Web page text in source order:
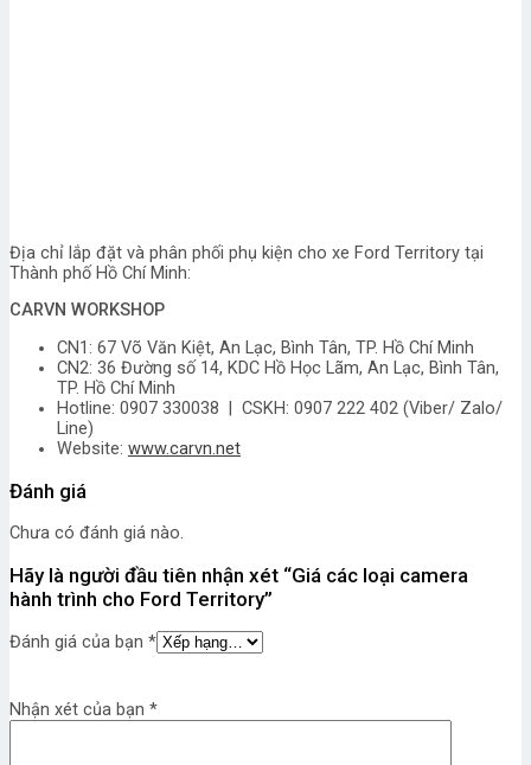
Địa chỉ lắp đặt và phân phối phụ kiện cho xe Ford Territory tại
Thành phố Hồ Chí Minh:
CARVN WORKSHOP
CN1: 67 Võ Văn Kiệt, An Lạc, Bình Tân, TP. Hồ Chí Minh
CN2: 36 Đường số 14, KDC Hồ Học Lãm, An Lạc, Bình Tân,
TP. Hồ Chí Minh
Hotline: 0907 330038 | CSKH: 0907 222 402 (Viber/ Zalo/
Line)
Website: www.carvn.net
Đánh giá
Chưa có đánh giá nào.
Hãy là người đầu tiên nhận xét “Giá các loại camera
hành trình cho Ford Territory”
Đánh giá của bạn *
Nhận xét của bạn *